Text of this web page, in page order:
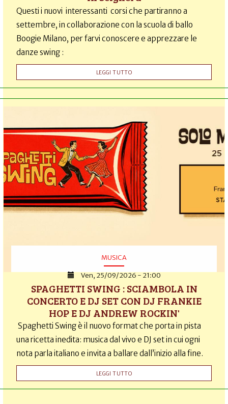
Questi i nuovi interessanti corsi che partiranno a
settembre, in collaborazione con la scuola di ballo
Boogie Milano, per farvi conoscere e apprezzare le
danze swing :
LEGGI TUTTO
MUSICA
Ven, 25/09/2026 - 21:00
SPAGHETTI SWING : SCIAMBOLA IN
CONCERTO E DJ SET CON DJ FRANKIE
HOP E DJ ANDREW ROCKIN'
Spaghetti Swing è il nuovo format che porta in pista
una ricetta inedita: musica dal vivo e DJ set in cui ogni
nota parla italiano e invita a ballare dall’inizio alla fine.
LEGGI TUTTO